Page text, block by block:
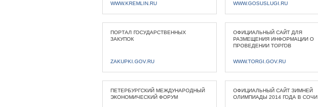
WWW.KREMLIN.RU WWW.GOSUSLUGI.RU
ПОРТАЛ ГОСУДАРСТВЕННЫХ
ЗАКУПОК
ZAKUPKI.GOV.RU
ОФИЦИАЛЬНЫЙ САЙТ ДЛЯ
РАЗМЕЩЕНИЯ ИНФОРМАЦИИ О
ПРОВЕДЕНИИ ТОРГОВ
WWW.TORGI.GOV.RU
ПЕТЕРБУРГСКИЙ МЕЖДУНАРОДНЫЙ
ЭКОНОМИЧЕСКИЙ ФОРУМ
ОФИЦИАЛЬНЫЙ САЙТ ЗИМНЕЙ
ОЛИМПИАДЫ 2014 ГОДА В СОЧИ